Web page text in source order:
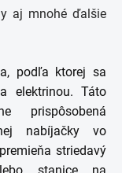
aj mnohé ďalšie
podľa ktorej sa
elektrinou. Táto
prispôsobená
nabíjačky vo
striedavý